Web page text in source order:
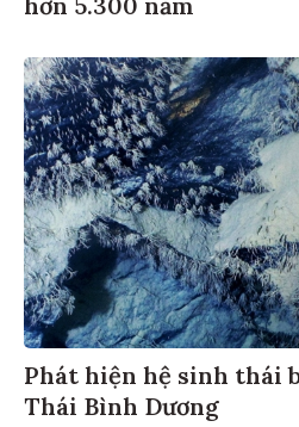
Phát hiện hệ sinh thái
Thái Bình Dương